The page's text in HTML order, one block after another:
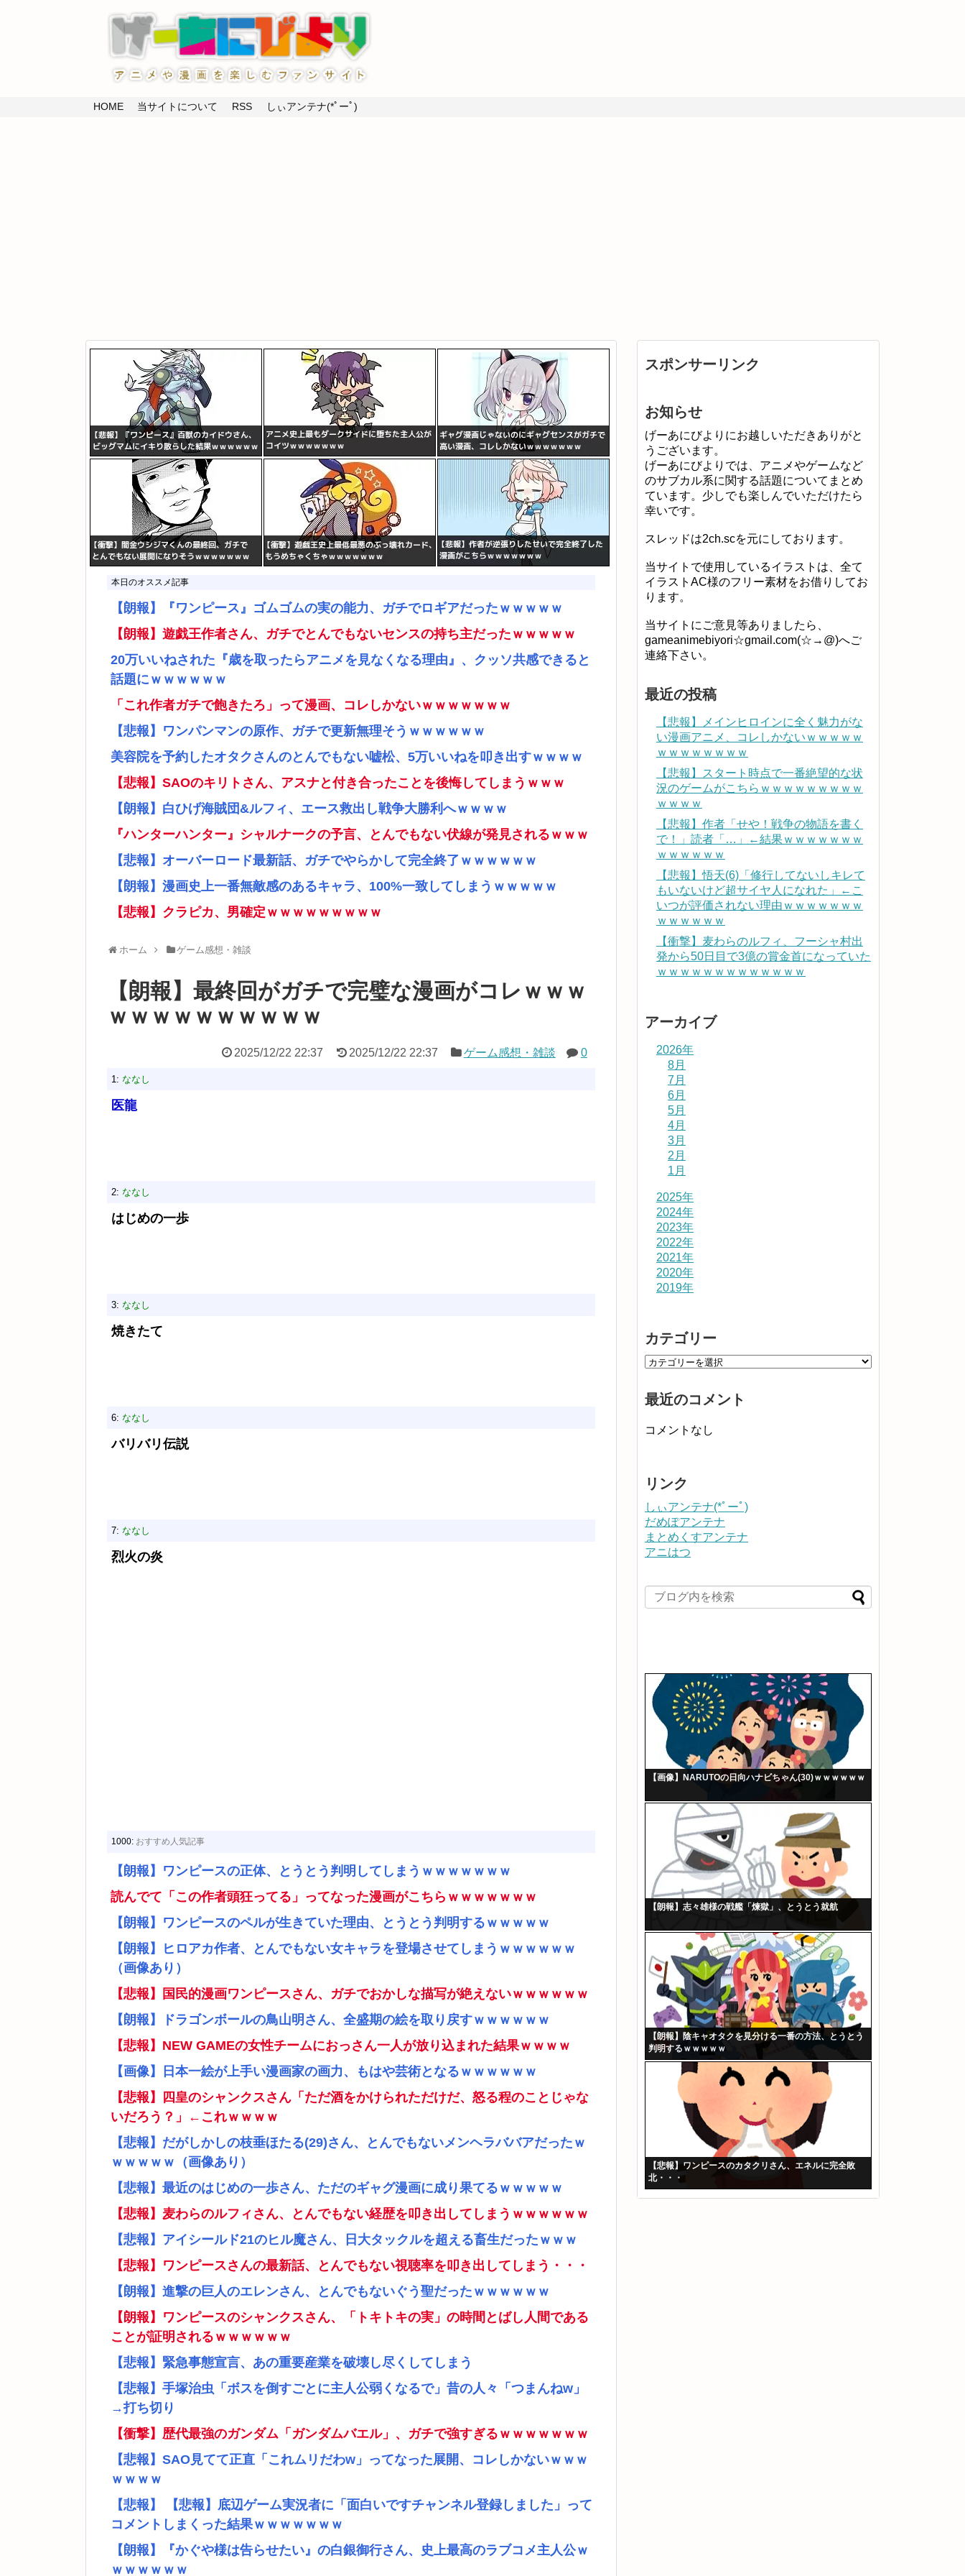
HOME 当サイトについて RSS しぃアンテナ(*ﾟーﾟ)
本日のオススメ記事
【朗報】『ワンピース』ゴムゴムの実の能力、ガチでロギアだったｗｗｗｗｗ
【朗報】遊戯王作者さん、ガチでとんでもないセンスの持ち主だったｗｗｗｗｗ
20万いいねされた『歳を取ったらアニメを見なくなる理由』、クッソ共感できると
話題にｗｗｗｗｗｗ
「これ作者ガチで飽きたろ」って漫画、コレしかないｗｗｗｗｗｗｗ
【悲報】ワンパンマンの原作、ガチで更新無理そうｗｗｗｗｗｗ
美容院を予約したオタクさんのとんでもない嘘松、5万いいねを叩き出すｗｗｗｗ
【悲報】SAOのキリトさん、アスナと付き合ったことを後悔してしまうｗｗｗ
【朗報】白ひげ海賊団&ルフィ、エース救出し戦争大勝利へｗｗｗｗ
『ハンターハンター』シャルナークの予言、とんでもない伏線が発見されるｗｗｗ
【悲報】オーバーロード最新話、ガチでやらかして完全終了ｗｗｗｗｗｗ
【朗報】漫画史上一番無敵感のあるキャラ、100%一致してしまうｗｗｗｗｗ
【悲報】クラピカ、男確定ｗｗｗｗｗｗｗｗｗ
ホーム ゲーム感想・雑談
【朗報】最終回がガチで完璧な漫画がコレｗｗｗ
ｗｗｗｗｗｗｗｗｗｗ
2025/12/22 22:37 2025/12/22 22:37 ゲーム感想・雑談 0
1: ななし
医龍
2: ななし
はじめの一歩
3: ななし
焼きたて
6: ななし
バリバリ伝説
7: ななし
烈火の炎
1000: おすすめ人気記事
【朗報】ワンピースの正体、とうとう判明してしまうｗｗｗｗｗｗｗ
読んでて「この作者頭狂ってる」ってなった漫画がこちらｗｗｗｗｗｗｗ
【朗報】ワンピースのペルが生きていた理由、とうとう判明するｗｗｗｗｗ
【朗報】ヒロアカ作者、とんでもない女キャラを登場させてしまうｗｗｗｗｗｗ
（画像あり）
【悲報】国民的漫画ワンピースさん、ガチでおかしな描写が絶えないｗｗｗｗｗｗ
【朗報】ドラゴンボールの鳥山明さん、全盛期の絵を取り戻すｗｗｗｗｗｗ
【悲報】NEW GAMEの女性チームにおっさん一人が放り込まれた結果ｗｗｗｗ
【画像】日本一絵が上手い漫画家の画力、もはや芸術となるｗｗｗｗｗｗ
【悲報】四皇のシャンクスさん「ただ酒をかけられただけだ、怒る程のことじゃな
いだろう？」←これｗｗｗｗ
【悲報】だがしかしの枝垂ほたる(29)さん、とんでもないメンヘラババアだったｗ
ｗｗｗｗｗ（画像あり）
【悲報】最近のはじめの一歩さん、ただのギャグ漫画に成り果てるｗｗｗｗｗ
【悲報】麦わらのルフィさん、とんでもない経歴を叩き出してしまうｗｗｗｗｗｗ
【悲報】アイシールド21のヒル魔さん、日大タックルを超える畜生だったｗｗｗ
【悲報】ワンピースさんの最新話、とんでもない視聴率を叩き出してしまう・・・
【朗報】進撃の巨人のエレンさん、とんでもないぐう聖だったｗｗｗｗｗｗ
【朗報】ワンピースのシャンクスさん、「トキトキの実」の時間とばし人間である
ことが証明されるｗｗｗｗｗｗ
【悲報】緊急事態宣言、あの重要産業を破壊し尽くしてしまう
【悲報】手塚治虫「ボスを倒すごとに主人公弱くなるで」昔の人々「つまんねw」
→打ち切り
【衝撃】歴代最強のガンダム「ガンダムバエル」、ガチで強すぎるｗｗｗｗｗｗｗ
【悲報】SAO見てて正直「これムリだわw」ってなった展開、コレしかないｗｗｗ
ｗｗｗｗ
【悲報】 【悲報】底辺ゲーム実況者に「面白いですチャンネル登録しました」って
コメントしまくった結果ｗｗｗｗｗｗｗ
【朗報】『かぐや様は告らせたい』の白銀御行さん、史上最高のラブコメ主人公ｗ
ｗｗｗｗｗｗ
スポンサーリンク
お知らせ
げーあにびよりにお越しいただきありがと
うございます。
げーあにびよりでは、アニメやゲームなど
のサブカル系に関する話題についてまとめ
ています。少しでも楽しんでいただけたら
幸いです。
スレッドは2ch.scを元にしております。
当サイトで使用しているイラストは、全て
イラストAC様のフリー素材をお借りしてお
ります。
当サイトにご意見等ありましたら、
gameanimebiyori☆gmail.com(☆→@)へご
連絡下さい。
最近の投稿
【悲報】メインヒロインに全く魅力がな
い漫画アニメ、コレしかないｗｗｗｗｗ
ｗｗｗｗｗｗｗｗ
【悲報】スタート時点で一番絶望的な状
況のゲームがこちらｗｗｗｗｗｗｗｗｗ
ｗｗｗｗ
【悲報】作者「せや！戦争の物語を書く
で！」読者「…」←結果ｗｗｗｗｗｗｗ
ｗｗｗｗｗｗ
【悲報】悟天(6)「修行してないしキレて
もいないけど超サイヤ人になれた」←こ
いつが評価されない理由ｗｗｗｗｗｗｗ
ｗｗｗｗｗｗ
【衝撃】麦わらのルフィ、フーシャ村出
発から50日目で3億の賞金首になっていた
ｗｗｗｗｗｗｗｗｗｗｗｗｗ
アーカイブ
2026年
8月
7月
6月
5月
4月
3月
2月
1月
2025年
2024年
2023年
2022年
2021年
2020年
2019年
カテゴリー
最近のコメント
コメントなし
リンク
しぃアンテナ(*ﾟーﾟ)
だめぽアンテナ
まとめくすアンテナ
アニはつ
【画像】NARUTOの日向ハナビちゃん(30)ｗｗｗｗｗｗ
【朗報】志々雄様の戦艦「煉獄」、とうとう就航
【朗報】陰キャオタクを見分ける一番の方法、とうとう
判明するｗｗｗｗｗ
【悲報】ワンピースのカタクリさん、エネルに完全敗
北・・・